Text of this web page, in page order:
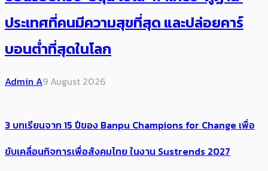
ประเทศ​ที่คน​มีความสุข​ที่สุด​​ และปล่อยคาร์​
บอนต่ำที่สุดในโลก
Admin A9 August 2026
3 บทเรียนจาก 15 ปีของ Banpu Champions for Change เพื่อ
ขับเคลื่อนกิจการเพื่อสังคมไทย ในงาน Sustrends 2027